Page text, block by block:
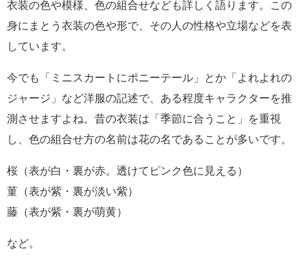
衣装の色や模様、色の組合せなども詳しく語ります。この
身にまとう衣装の色や形で、その人の性格や立場などを表
しています。
今でも「ミニスカートにポニーテール」とか「よれよれの
ジャージ」など洋服の記述で、ある程度キャラクターを推
測させますよね。昔の衣装は「季節に合うこと」を重視
し、色の組合せ方の名前は花の名であることが多いです。
桜（表が白・裏が赤。透けてピンク色に見える）
菫（表が紫・裏が淡い紫）
藤（表が紫・裏が萌黄）
など。